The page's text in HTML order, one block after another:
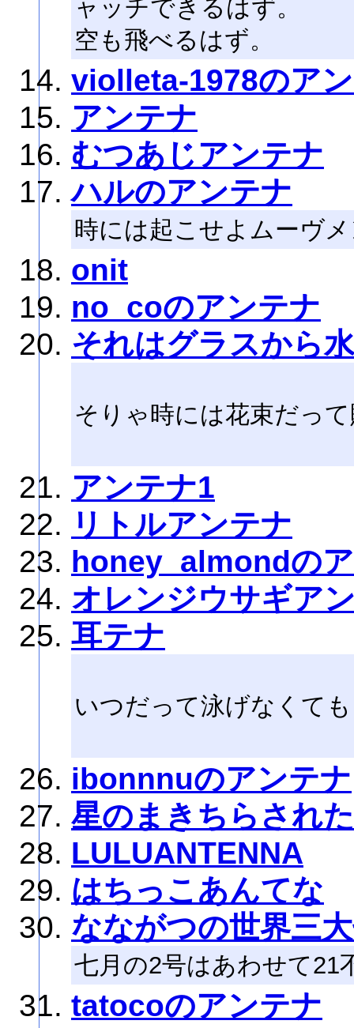
ャッチできるはず。
空も飛べるはず。
violleta-1978のア
アンテナ
むつあじアンテナ
ハルのアンテナ
時には起こせよムーヴ
onit
no_coのアンテナ
それはグラスから
そりゃ時には花束だっ
アンテナ1
リトルアンテナ
honey_almondの
オレンジウサギア
耳テナ
いつだって泳げなくて
ibonnnuのアンテナ
星のまきちらされ
LULUANTENNA
はちっこあんてな
なながつの世界三
七月の2号はあわせて21
tatocoのアンテナ